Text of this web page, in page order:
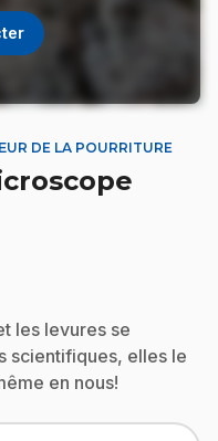
DE LA POURRITURE
les levures se
scientifiques, elles le
en nous!